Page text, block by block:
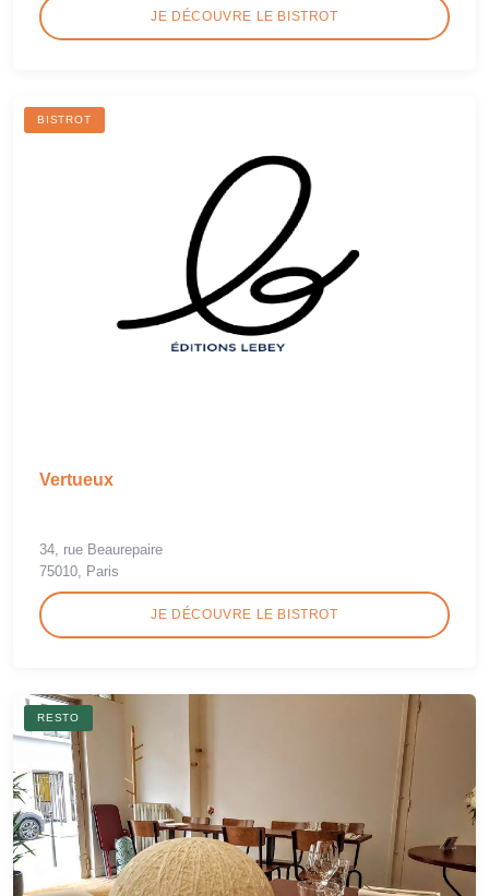
JE DÉCOUVRE LE BISTROT
BISTROT
Vertueux
34, rue Beaurepaire
75010, Paris
JE DÉCOUVRE LE BISTROT
RESTO